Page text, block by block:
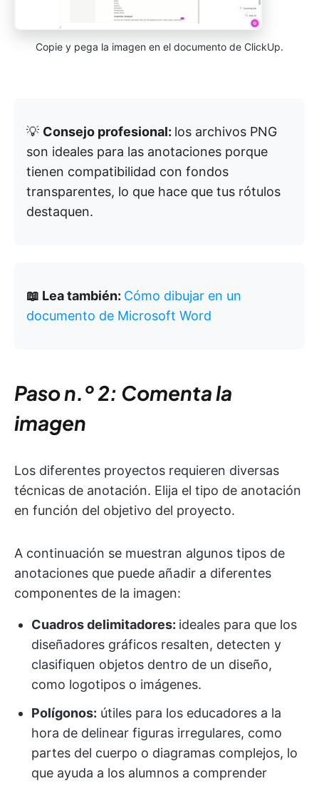
Copie y pega la imagen en el documento de ClickUp.
💡 Consejo profesional: los archivos PNG
son ideales para las anotaciones porque
tienen compatibilidad con fondos
transparentes, lo que hace que tus rótulos
destaquen.
📖 Lea también: Cómo dibujar en un
documento de Microsoft Word
Paso n.º 2: Comenta la
imagen
Los diferentes proyectos requieren diversas
técnicas de anotación. Elija el tipo de anotación
en función del objetivo del proyecto.
A continuación se muestran algunos tipos de
anotaciones que puede añadir a diferentes
componentes de la imagen:
Cuadros delimitadores: ideales para que los
diseñadores gráficos resalten, detecten y
clasifiquen objetos dentro de un diseño,
como logotipos o imágenes.
Polígonos: útiles para los educadores a la
hora de delinear figuras irregulares, como
partes del cuerpo o diagramas complejos, lo
que ayuda a los alumnos a comprender